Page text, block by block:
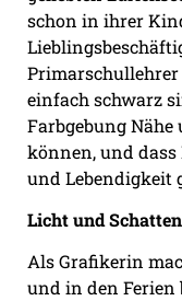
schon in ihrer
einfach schwarz
Farbgebung
können, und
und Lebendigkeit
Licht und
Als Grafikerin
und in den Ferien